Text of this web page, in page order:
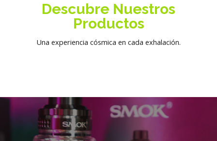
Descubre Nuestros
Productos
Una experiencia cósmica en cada exhalación.